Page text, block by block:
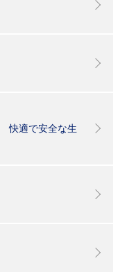
快適で安全な生